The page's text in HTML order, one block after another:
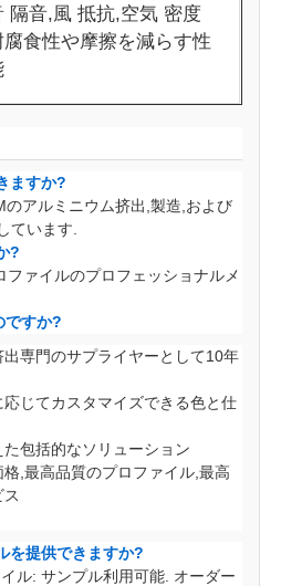
隔音,風 抵抗,空気 密度
腐食性や摩擦を減らす性
ますか?
アルミニウム挤出,製造,および
ています.
?
ファイルのプロフェッショナルメ
ですか?
出専門のサプライヤーとして10年
応じてカスタマイズできる色と仕
包括的なソリューション
,最高品質のプロファイル,最高
を提供できますか?
ル: サンプル利用可能. オーダー